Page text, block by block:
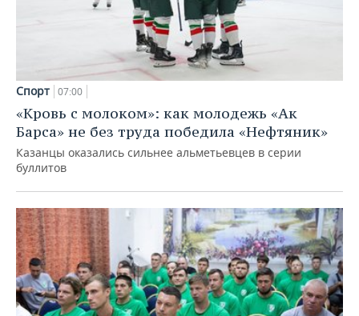
Спорт 07:00
«Кровь с молоком»: как молодежь «Ак
Барса» не без труда победила «Нефтяник»
Казанцы оказались сильнее альметьевцев в серии
буллитов